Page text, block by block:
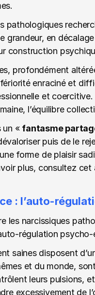
pathologiques
grandeur, en
construction
profondément
enraciné et
et
l’équilibre
un « fantasme
puis de le
forme de plaisir
plus, consultez cet
: l’auto-
les narcissiques
régulation
saines disposent
et du monde,
leurs pulsions,
excessivement de